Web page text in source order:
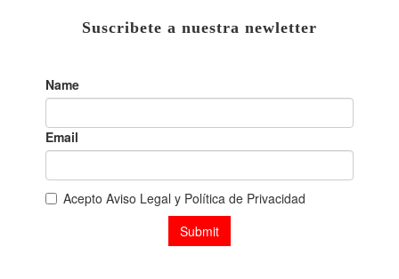
Suscribete a nuestra newletter